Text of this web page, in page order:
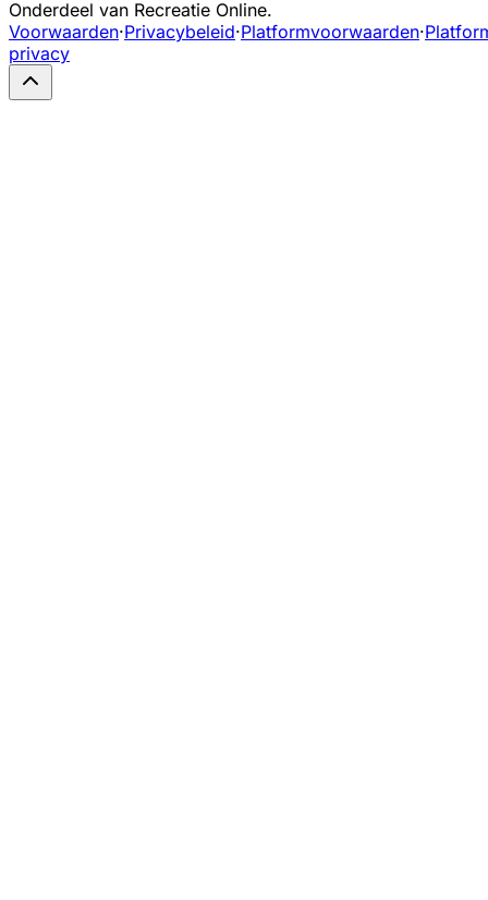
Onderdeel van Recreatie Online.
Voorwaarden·Privacybeleid·Platformvoorwaarden·
privacy